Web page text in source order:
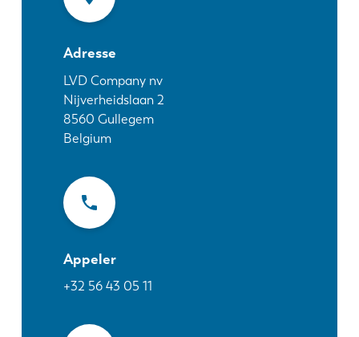
Adresse
LVD Company nv
Nijverheidslaan 2
8560 Gullegem
Belgium
Appeler
+32 56 43 05 11
Découvrez LVD
Témoignages
Événements
Centre des ressources
Secteurs et solutions
Contactez nous